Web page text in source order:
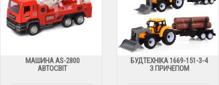
МАШИНА АS-2800
АВТОСВІТ
БУДТЕХНІКА 1669-151-3-4
З ПРИЧЕПОМ